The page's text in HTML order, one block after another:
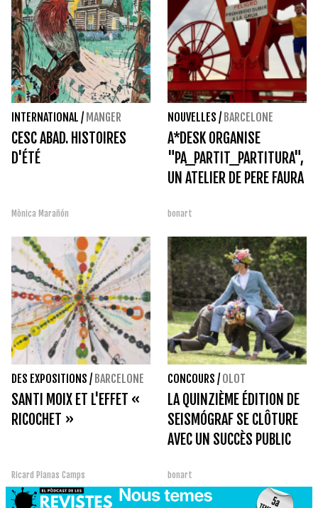
INTERNATIONAL / MANGER
CESC ABAD. HISTOIRES
D'ÉTÉ
Mònica Marañón
NOUVELLES / BARCELONE
A*DESK ORGANISE
"PA_PARTIT_PARTITURA",
UN ATELIER DE PERE FAURA
bonart
DES EXPOSITIONS / BARCELONE
SANTI MOIX ET L'EFFET «
RICOCHET »
Ricard Planas Camps
CONCOURS / OLOT
LA QUINZIÈME ÉDITION DE
SEISMÓGRAF SE CLÔTURE
AVEC UN SUCCÈS PUBLIC
bonart